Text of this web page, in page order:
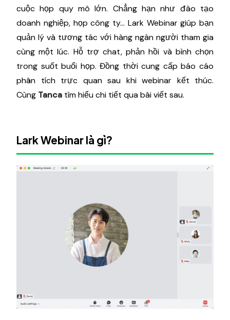
cuộc họp quy mô lớn. Chẳng hạn như đào tạo
doanh nghiệp, họp công ty… Lark Webinar giúp bạn
quản lý và tương tác với hàng ngàn người tham gia
cùng một lúc. Hỗ trợ chat, phản hồi và bình chọn
trong suốt buổi họp. Đồng thời cung cấp báo cáo
phân tích trực quan sau khi webinar kết thúc.
Cùng Tanca tìm hiểu chi tiết qua bài viết sau.
Lark Webinar là gì?